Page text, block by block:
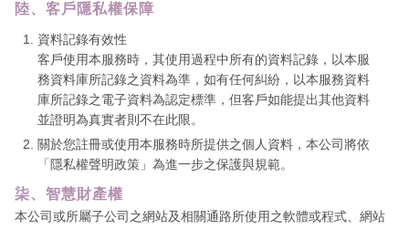
陸、客戶隱私權保障
資料記錄有效性
客戶使用本服務時，其使用過程中所有的資料記錄，以本服
務資料庫所記錄之資料為準，如有任何糾紛，以本服務資料
庫所記錄之電子資料為認定標準，但客戶如能提出其他資料
並證明為真實者則不在此限。
關於您註冊或使用本服務時所提供之個人資料，本公司將依
「隱私權聲明政策」為進一步之保護與規範。
柒、智慧財產權
本公司或所屬子公司之網站及相關通路所使用之軟體或程式、網站